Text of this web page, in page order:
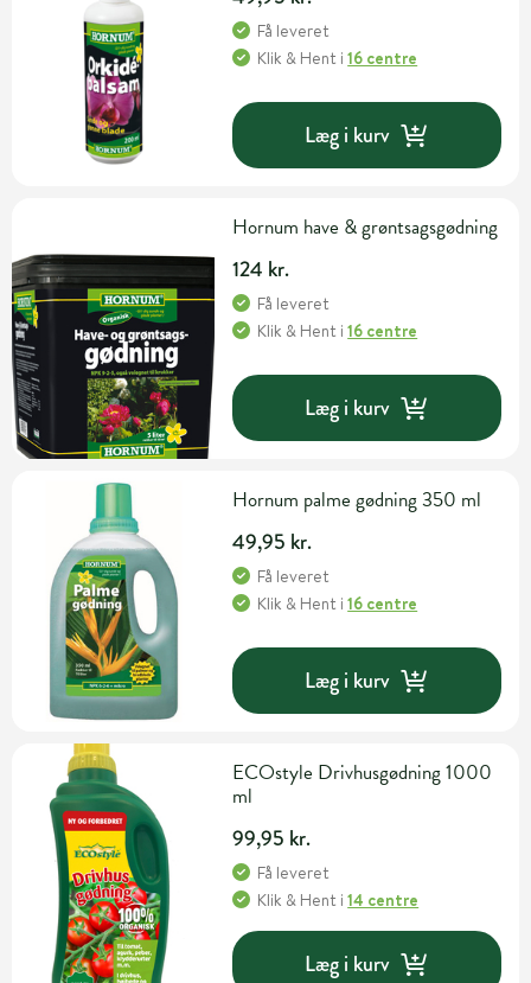
Få leveret
Klik & Hent i16 centre
Læg i kurv
Hornum have & grøntsagsgødning
124 kr.
Få leveret
Klik & Hent i16 centre
Læg i kurv
Hornum palme gødning 350 ml
49,95 kr.
Få leveret
Klik & Hent i16 centre
Læg i kurv
ECOstyle Drivhusgødning 1000
ml
99,95 kr.
Få leveret
Klik & Hent i14 centre
Læg i kurv